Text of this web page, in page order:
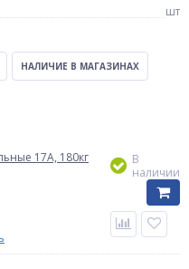
шт
НАЛИЧИЕ В МАГАЗИНАХ
17A, 180кг
В
наличии